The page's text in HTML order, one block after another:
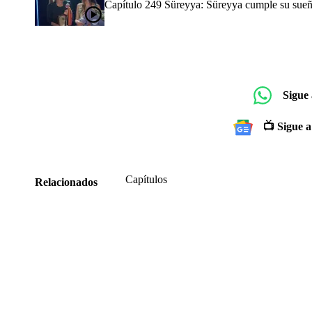
Capítulo 249 Süreyya: Süreyya cumple su
📺 Sigue
Relacionados Capítulos